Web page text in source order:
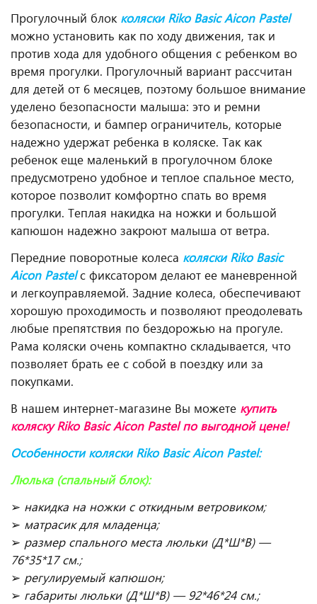
Прогулочный блок коляски Riko Basic Aicon Pastel
можно установить как по ходу движения, так и
против хода для удобного общения с ребенком во
время прогулки. Прогулочный вариант рассчитан
для детей от 6 месяцев, поэтому большое внимание
уделено безопасности малыша: это и ремни
безопасности, и бампер ограничитель, которые
надежно удержат ребенка в коляске. Так как
ребенок еще маленький в прогулочном блоке
предусмотрено удобное и теплое спальное место,
которое позволит комфортно спать во время
прогулки. Теплая накидка на ножки и большой
капюшон надежно закроют малыша от ветра.
Передние поворотные колеса коляски Riko Basic
Aicon Pastelс фиксатором делают ее маневренной
и легкоуправляемой. Задние колеса, обеспечивают
хорошую проходимость и позволяют преодолевать
любые препятствия по бездорожью на прогуле.
Рама коляски очень компактно складывается, что
позволяет брать ее с собой в поездку или за
покупками.
В нашем интернет-магазине Вы можете купить
коляску Riko Basic Aicon Pastel по выгодной цене!
Особенности коляскиRiko Basic Aicon Pastel:
Люлька (спальный блок):
➢ накидка на ножки с откидным ветровиком;
➢ матрасик для младенца;
➢ размер спального места люльки (Д*Ш*В) —
76*35*17 см.;
➢ регулируемый капюшон;
➢ габариты люльки (Д*Ш*В) — 92*46*24 см.;